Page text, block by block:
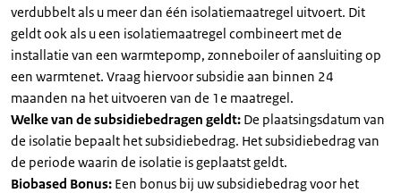
verdubbelt als u meer dan één isolatiemaatregel uitvoert. Dit
geldt ook als u een isolatiemaatregel combineert met de
installatie van een warmtepomp, zonneboiler of aansluiting op
een warmtenet. Vraag hiervoor subsidie aan binnen 24
maanden na het uitvoeren van de 1e maatregel.
Welke van de subsidiebedragen geldt: De plaatsingsdatum van
de isolatie bepaalt het subsidiebedrag. Het subsidiebedrag van
de periode waarin de isolatie is geplaatst geldt.
Biobased Bonus: Een bonus bij uw subsidiebedrag voor het